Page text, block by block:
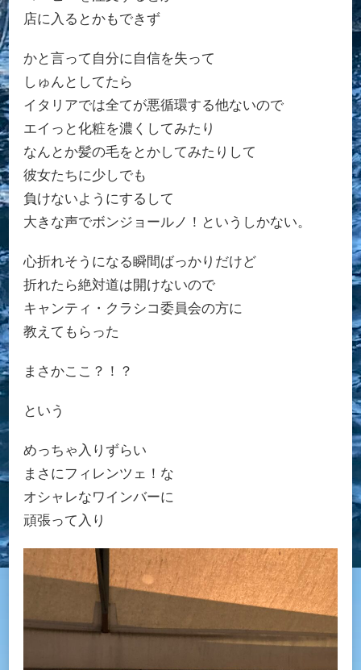
店に入るとかもできず
かと言って自分に自信を失って
しゅんとしてたら
イタリアでは全てが悪循環する他ないので
エイっと化粧を濃くしてみたり
なんとか髪の毛をとかしてみたりして
彼女たちに少しでも
負けないようにするして
大きな声でボンジョールノ！というしかない。
心折れそうになる瞬間ばっかりだけど
折れたら絶対道は開けないので
キャンティ・クラシコ委員会の方に
教えてもらった
まさかここ？！？
という
めっちゃ入りずらい
まさにフィレンツェ！な
オシャレなワインバーに
頑張って入り